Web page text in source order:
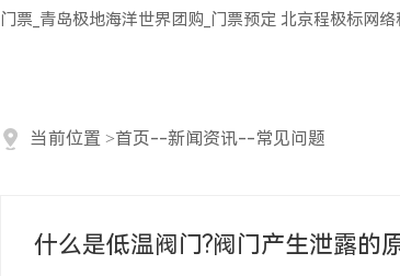
门票_青岛极地海洋世界团购_门票预定 北京程极标网络
当前位置 >首页--新闻资讯--常见问题
什么是低温阀门?阀门产生泄露的